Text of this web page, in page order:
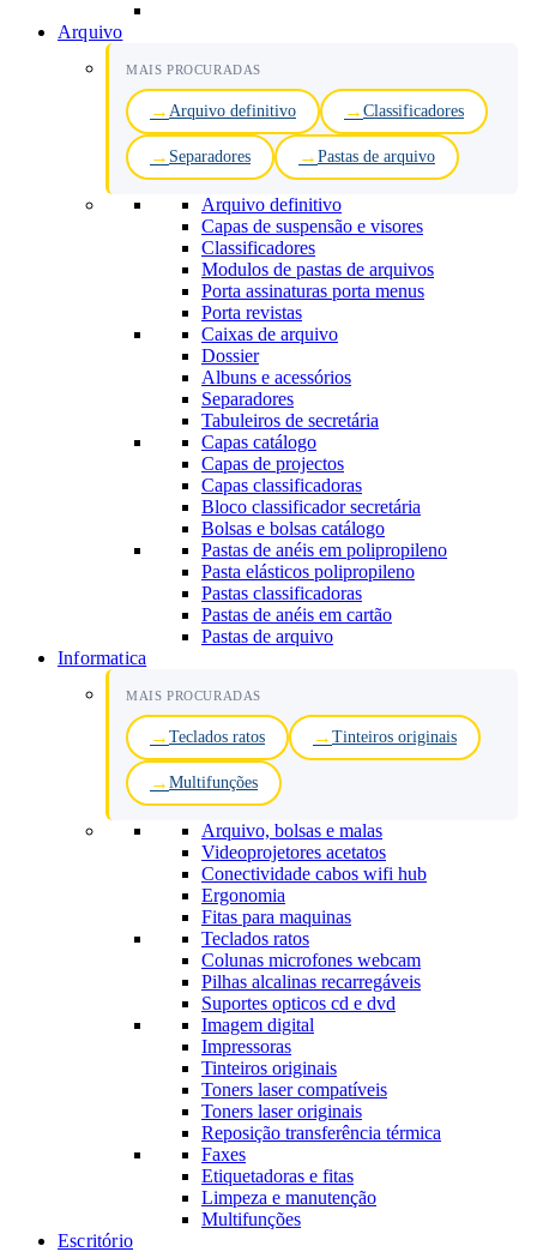
Arquivo
MAIS PROCURADAS
Arquivo definitivo Classificadores
Separadores Pastas de arquivo
Arquivo definitivo
Capas de suspensão e visores
Classificadores
Modulos de pastas de arquivos
Porta assinaturas porta menus
Porta revistas
Caixas de arquivo
Dossier
Albuns e acessórios
Separadores
Tabuleiros de secretária
Capas catálogo
Capas de projectos
Capas classificadoras
Bloco classificador secretária
Bolsas e bolsas catálogo
Pastas de anéis em polipropileno
Pasta elásticos polipropileno
Pastas classificadoras
Pastas de anéis em cartão
Pastas de arquivo
Informatica
MAIS PROCURADAS
Teclados ratos Tinteiros originais
Multifunções
Arquivo, bolsas e malas
Videoprojetores acetatos
Conectividade cabos wifi hub
Ergonomia
Fitas para maquinas
Teclados ratos
Colunas microfones webcam
Pilhas alcalinas recarregáveis
Suportes opticos cd e dvd
Imagem digital
Impressoras
Tinteiros originais
Toners laser compatíveis
Toners laser originais
Reposição transferência térmica
Faxes
Etiquetadoras e fitas
Limpeza e manutenção
Multifunções
Escritório